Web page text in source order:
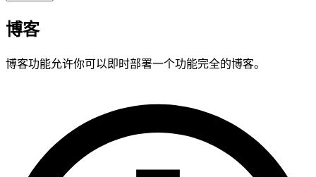
博客
博客功能允许你可以即时部署一个功能完全的博客。